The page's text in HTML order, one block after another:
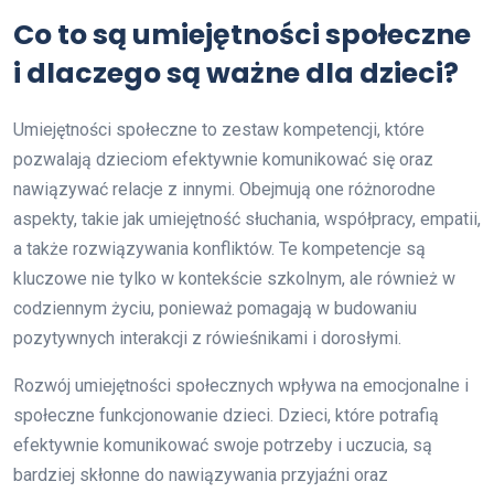
Co to są umiejętności społeczne
i dlaczego są ważne dla dzieci?
Umiejętności społeczne to zestaw kompetencji, które
pozwalają dzieciom efektywnie komunikować się oraz
nawiązywać relacje z innymi. Obejmują one różnorodne
aspekty, takie jak umiejętność słuchania, współpracy, empatii,
a także rozwiązywania konfliktów. Te kompetencje są
kluczowe nie tylko w kontekście szkolnym, ale również w
codziennym życiu, ponieważ pomagają w budowaniu
pozytywnych interakcji z rówieśnikami i dorosłymi.
Rozwój umiejętności społecznych wpływa na emocjonalne i
społeczne funkcjonowanie dzieci. Dzieci, które potrafią
efektywnie komunikować swoje potrzeby i uczucia, są
bardziej skłonne do nawiązywania przyjaźni oraz